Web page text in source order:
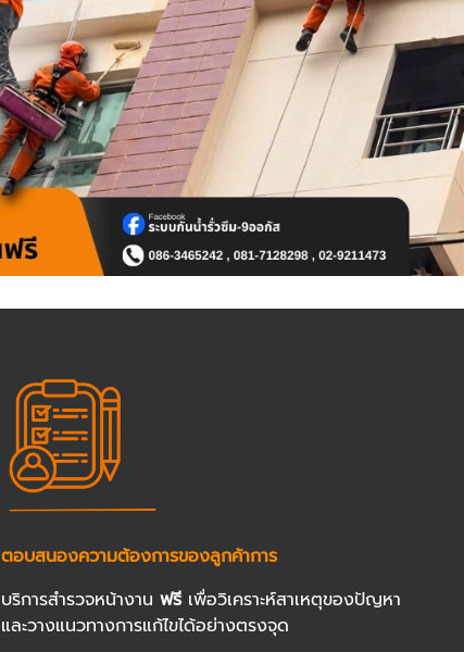
ตอบสนองความต้องการของลูกค้าการ
บริการสำรวจหน้างาน ฟรีเพื่อวิเคราะห์สาเหตุของปัญหา
และวางแนวทางการแก้ไขได้อย่างตรงจุด